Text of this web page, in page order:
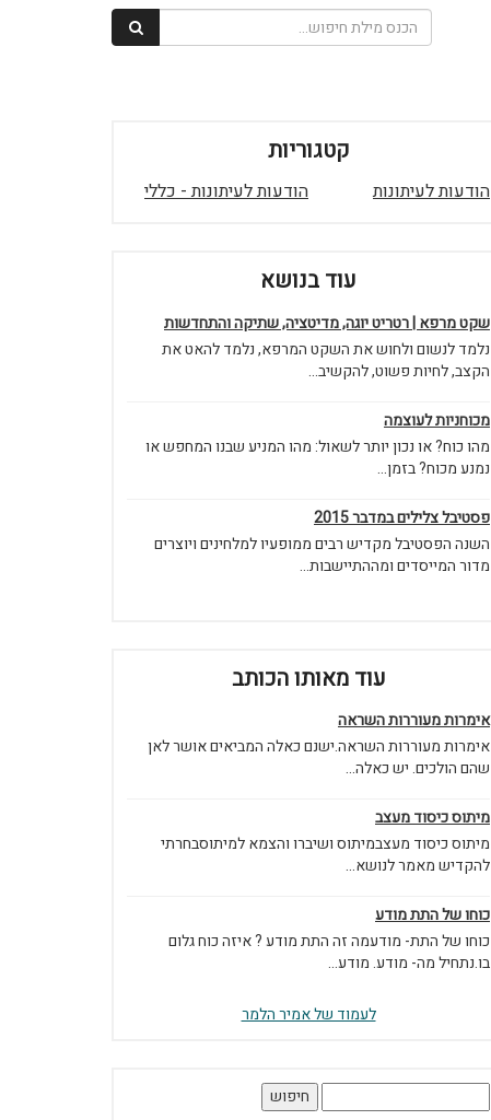
קטגוריות
הודעות לעיתונות הודעות לעיתונות - כללי
עוד בנושא
שקט מרפא | רטריט יוגה, מדיטציה, שתיקה והתחדשות
נלמד לנשום ולחוש את השקט המרפא, נלמד להאט את
הקצב, לחיות פשוט, להקשיב...
מכוחניות לעוצמה
מהו כוח? או נכון יותר לשאול: מהו המניע שבנו המחפש או
נמנע מכוח? בזמן...
פסטיבל צלילים במדבר 2015
השנה הפסטיבל מקדיש רבים ממופעיו למלחינים ויוצרים
מדור המייסדים ומההתיישבות...
עוד מאותו הכותב
אימרות מעוררות השראה
אימרות מעוררות השראה.ישנם כאלה המביאים אושר לאן
שהם הולכים. יש כאלה...
מיתוס כיסוד מעצב
מיתוס כיסוד מעצבמיתוס ושיברו והצמא למיתוסבחרתי
להקדיש מאמר לנושא...
כוחו של התת מודע
כוחו של התת- מודעמה זה התת מודע ? איזה כוח גלום
בו.נתחיל מה- מודע. מודע...
לעמוד של אמיר הלמר